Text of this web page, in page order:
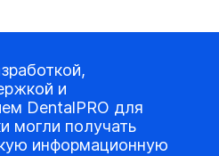
и
DentalPRO для
могли получать
информационную